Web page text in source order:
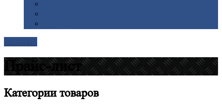
Прайс-лист
Категориитоваров